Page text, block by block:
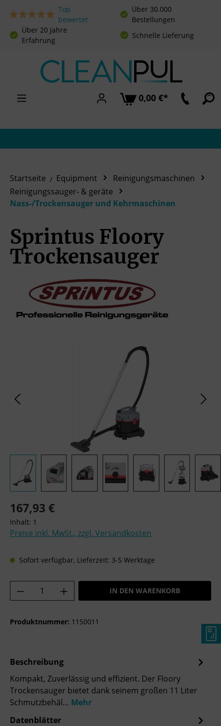
Zum Hauptinhalt springen
Top
bewertet
Über 30.000
Bestellungen
Über 20 Jahre
Erfahrung
Schnelle Lieferung
0,00 €*
Startseite Equipment
Reinigungsmaschinen
Reinigungssauger- & geräte
Nass-/Trockensauger und Kehrmaschinen
Sprintus Floory
Trockensauger
Regulärer Preis:
167,93 €
Inhalt: 1
Preise inkl. MwSt., zzgl. Versandkosten
Sofort verfügbar, Lieferzeit: 3-5 Werktage
Produkt Anzahl: Gib den gewünschten
IN DEN WARENKORB
Produktnummer: 1150011
Beschreibung
Kompakt, Zuverlässig und effizient. Der Floory
Trockensauger bietet dank seinem großen 11 Liter
Schmutzbehäl… Mehr
Datenblätter